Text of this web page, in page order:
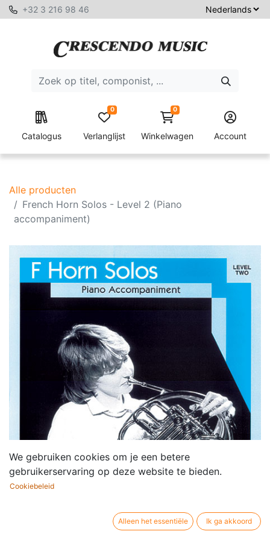
+32 3 216 98 46
Catalogus Verlanglijst
0 0
Winkelwagen Account
Alle producten
French Horn Solos - Level 2 (Piano
accompaniment)
We gebruiken cookies om je een betere
gebruikerservaring op deze website te bieden.
Cookiebeleid
Alleen het essentiële Ik ga akkoord